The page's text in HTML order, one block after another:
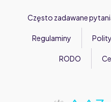
Często zadawane
Regulaminy
RODO